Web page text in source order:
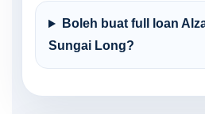
Boleh buat full loan
Sungai Long?